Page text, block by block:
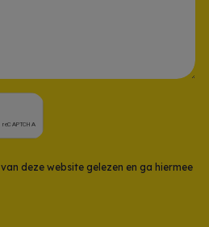
van deze website gelezen en ga hiermee